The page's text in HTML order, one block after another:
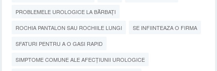
PROBLEMELE UROLOGICE LA BĂRBAȚI
ROCHIA PANTALON SAU ROCHIILE LUNGI SE INFIINTEAZA O FIRMA
SFATURI PENTRU A O GASI RAPID
SIMPTOME COMUNE ALE AFECȚIUNII UROLOGICE